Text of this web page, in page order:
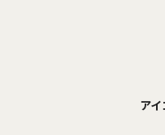
ア